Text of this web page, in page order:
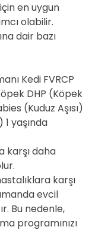
en uygun
olabilir.
dair bazı
Kedi FVRCP
DHP (Köpek
(Kuduz Aşısı)
1 yaşında
karşı daha
karşı
evcil
Bu nedenle,
programınızı